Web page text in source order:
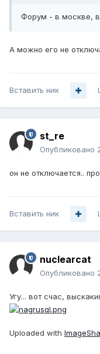
Форум - в москве, в
А можно его не
Вставить ник
st_re
Опубликовано
он не отключается..
Вставить ник
nuclearcat
Опубликовано
Угу... вот счас,
Uploaded with